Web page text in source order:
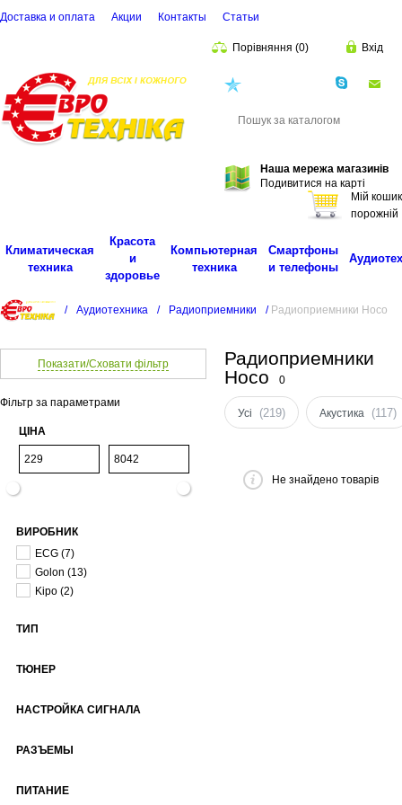
Доставка и оплата Акции Контакты Cтатьи
Порівняння (0) Вхід
Наша мережа магазинів
Подивитися на карті
Мій кошик
порожній
Климатическая
техника
Красота
и
здоровье
Компьютерная
техника
Смартфоны
и телефоны
/ Аудиотехника / Радиоприемники / Радиоприемники Hoco
Показати/Сховати фільтр
Фільтр за параметрами
ЦІНА
ВИРОБНИК
ECG (7)
Golon (13)
Kipo (2)
ТИП
ТЮНЕР
НАСТРОЙКА СИГНАЛА
РАЗЪЕМЫ
ПИТАНИЕ
Радиоприемники
Hoco
0
Усі (219) Акустика (117)
Не знайдено товарів